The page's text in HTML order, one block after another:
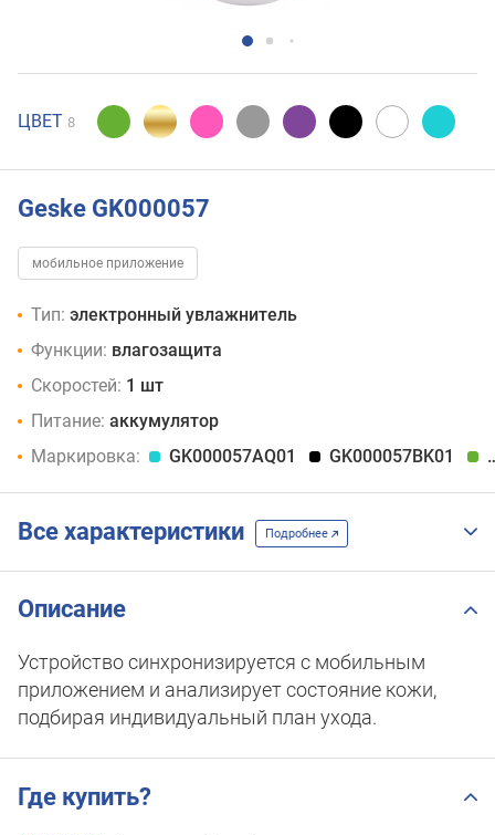
ЦВЕТ 8
Geske GK000057
мобильное приложение
Тип: электронный увлажнитель
Функции: влагозащита
Скоростей: 1 шт
Питание: аккумулятор
Маркировка:
GK000057AQ01 GK000057BK01
Все характеристики Подробнее
Описание
Устройство синхронизируется с мобильным
приложением и анализирует состояние кожи,
подбирая индивидуальный план ухода.
Где купить?